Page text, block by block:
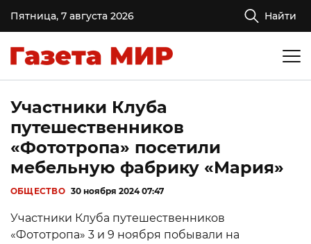
Пятница, 7 августа 2026 Найти
Участники Клуба
путешественников
«Фототропа» посетили
мебельную фабрику «Мария»
ОБЩЕСТВО 30 ноября 2024 07:47
Участники Клуба путешественников
«Фототропа» 3 и 9 ноября побывали на